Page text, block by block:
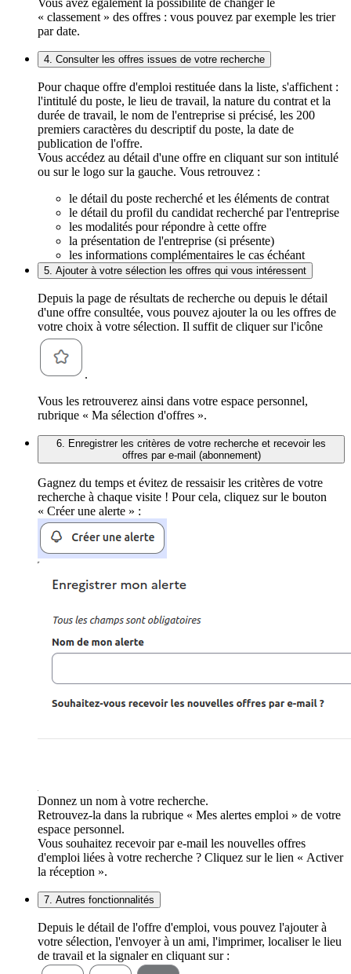
Vous avez également la possibilité de changer le
« classement » des offres : vous pouvez par exemple les trier
par date.
4. Consulter les offres issues de votre recherche
Pour chaque offre d'emploi restituée dans la liste, s'affichent :
l'intitulé du poste, le lieu de travail, la nature du contrat et la
durée de travail, le nom de l'entreprise si précisé, les 200
premiers caractères du descriptif du poste, la date de
publication de l'offre.
Vous accédez au détail d'une offre en cliquant sur son intitulé
ou sur le logo sur la gauche. Vous retrouvez :
le détail du poste recherché et les éléments de contrat
le détail du profil du candidat recherché par l'entreprise
les modalités pour répondre à cette offre
la présentation de l'entreprise (si présente)
les informations complémentaires le cas échéant
5. Ajouter à votre sélection les offres qui vous intéressent
Depuis la page de résultats de recherche ou depuis le détail
d'une offre consultée, vous pouvez ajouter la ou les offres de
votre choix à votre sélection. Il suffit de cliquer sur l'icône
.
Vous les retrouverez ainsi dans votre espace personnel,
rubrique « Ma sélection d'offres ».
6. Enregistrer les critères de votre recherche et recevoir les
offres par e-mail (abonnement)
Gagnez du temps et évitez de ressaisir les critères de votre
recherche à chaque visite ! Pour cela, cliquez sur le bouton
« Créer une alerte » :
Donnez un nom à votre recherche.
Retrouvez-la dans la rubrique « Mes alertes emploi » de votre
espace personnel.
Vous souhaitez recevoir par e-mail les nouvelles offres
d'emploi liées à votre recherche ? Cliquez sur le lien « Activer
la réception ».
7. Autres fonctionnalités
Depuis le détail de l'offre d'emploi, vous pouvez l'ajouter à
votre sélection, l'envoyer à un ami, l'imprimer, localiser le lieu
de travail et la signaler en cliquant sur :